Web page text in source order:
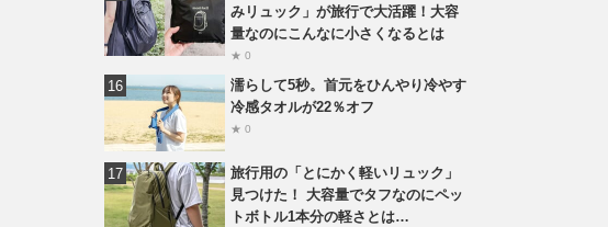
みリュック」が旅行で大活躍！大容
量なのにこんなに小さくなるとは
★ 0
濡らして5秒。首元をひんやり冷やす
冷感タオルが22％オフ
★ 0
旅行用の「とにかく軽いリュック」
見つけた！ 大容量でタフなのにペッ
トボトル1本分の軽さとは…